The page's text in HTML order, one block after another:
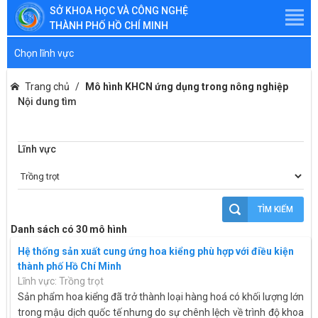
SỞ KHOA HỌC VÀ CÔNG NGHỆ
THÀNH PHỐ HỒ CHÍ MINH
Chọn lĩnh vực
Trang chủ
Mô hình KHCN ứng dụng trong nông nghiệp
Nội dung tìm
Lĩnh vực
TÌM KIẾM
Danh sách có 30 mô hình
Hệ thống sản xuất cung ứng hoa kiểng phù hợp với điều kiện
thành phố Hồ Chí Minh
Lĩnh vực: Trồng trọt
Sản phẩm hoa kiểng đã trở thành loại hàng hoá có khối lượng lớn
trong mậu dịch quốc tế nhưng do sự chênh lệch về trình độ khoa